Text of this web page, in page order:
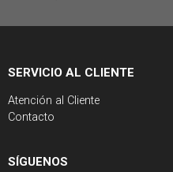
SERVICIO AL CLIENTE
Atención al Cliente
Contacto
SÍGUENOS